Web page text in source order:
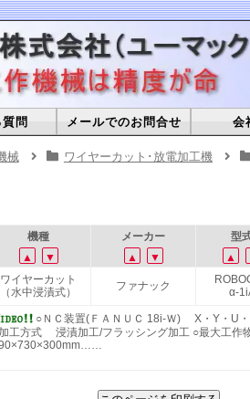
問 メールでのお問合せ 会
械 ワイヤーカット･放電加工機
機種
▲
▼
メーカー
▲
▼
型
▲
ワイヤーカット
（水中浸漬式）
ファナック
α-
○ＮＣ装置(ＦＡＮＵＣ 18i-Ｗ) X・Y・U
工方式 浸漬加工/フラッシング加工 ○最大工作